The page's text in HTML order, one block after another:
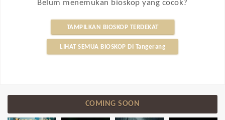
Belum menemukan bioskop yang cocok?
TAMPILKAN BIOSKOP TERDEKAT
LIHAT SEMUA BIOSKOP DI Tangerang
COMING SOON